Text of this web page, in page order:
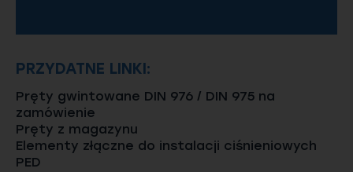
PRZYDATNE LINKI:
Pręty gwintowane DIN 976 / DIN 975 na
zamówienie
Pręty z magazynu
Elementy złączne do instalacji ciśnieniowych
PED